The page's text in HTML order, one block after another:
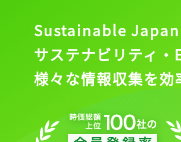
Sustainable Japan
サステナビリティ・
様々な情報収集を